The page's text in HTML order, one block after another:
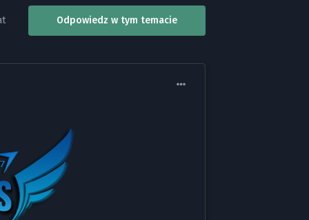
Odpowiedz w tym temacie